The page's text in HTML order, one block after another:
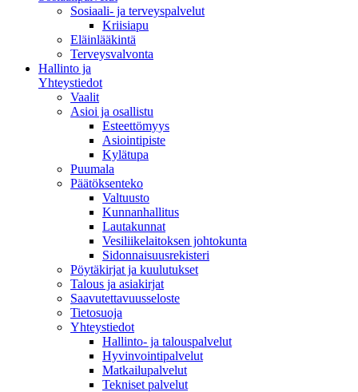
Sosiaali- ja terveyspalvelut
Kriisiapu
Eläinlääkintä
Terveysvalvonta
Hallinto ja
Yhteystiedot
Vaalit
Asioi ja osallistu
Esteettömyys
Asiointipiste
Kylätupa
Puumala
Päätöksenteko
Valtuusto
Kunnanhallitus
Lautakunnat
Vesiliikelaitoksen johtokunta
Sidonnaisuusrekisteri
Pöytäkirjat ja kuulutukset
Talous ja asiakirjat
Saavutettavuusseloste
Tietosuoja
Yhteystiedot
Hallinto- ja talouspalvelut
Hyvinvointipalvelut
Matkailupalvelut
Tekniset palvelut